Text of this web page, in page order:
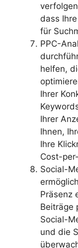
dass
für
PPC-
helfen,
Ihrer
Ihrer
Ihnen,
Ihre
Cost-
Social-
Präsenz
Beiträge
Social-
und die